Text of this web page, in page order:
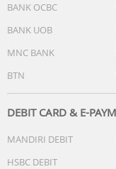
Fast Charging
Wireless Charging
Performa
- Prosesor :
- RAM: 12GB
- Network: 5G
BANK OCBC
BANK UOB
MNC BANK
BTN
DEBIT CARD & E-
MANDIRI DEBIT
HSBC DEBIT